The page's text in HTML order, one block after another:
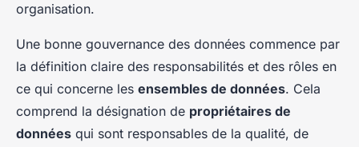
organisation.
Une bonne gouvernance des données commence par
la définition claire des responsabilités et des rôles en
ce qui concerne les ensembles de données. Cela
comprend la désignation de propriétaires de
données qui sont responsables de la qualité, de